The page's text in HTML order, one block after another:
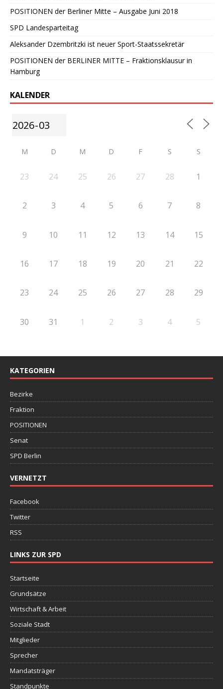
POSITIONEN der Berliner Mitte – Ausgabe Juni 2018
SPD Landesparteitag
Aleksander Dzembritzki ist neuer Sport-Staatssekretär
POSITIONEN der BERLINER MITTE – Fraktionsklausur in
Hamburg
KALENDER
M D M D F S S
23 24 25 26 27 28 1
2 3 4 5 6 7 8
9 10 11 12 13 14 15
16 17 18 19 20 21 22
23 24 25 26 27 28 29
30 31 1 2 3 4 5
KATEGORIEN
Bezirke
Fraktion
POSITIONEN
Senat
SPD Berlin
VERNETZT
Facebook
Twitter
RSS
LINKS ZUR SPD
Startseite
Grundsätze
Wirtschaft & Arbeit
Soziale Stadt
Mitglieder
Sprecher
Mandatsträger
Standpunkte